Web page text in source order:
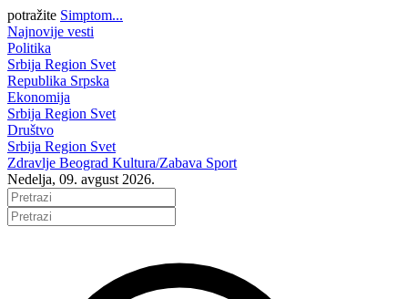
potražite Simptom...
Najnovije vesti
Politika
Srbija Region Svet
Republika Srpska
Ekonomija
Srbija Region Svet
Društvo
Srbija Region Svet
Zdravlje Beograd Kultura/Zabava Sport
Nedelja, 09. avgust 2026.